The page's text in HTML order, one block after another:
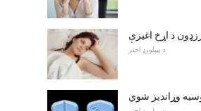
د اړخ اغیزې
د بیپلورډ اختر
وړاندیز شوي